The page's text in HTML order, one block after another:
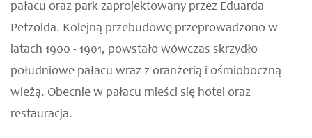
pałacu oraz park zaprojektowany przez Eduarda
Petzolda. Kolejną przebudowę przeprowadzono w
latach 1900 - 1901, powstało wówczas skrzydło
południowe pałacu wraz z oranżerią i ośmioboczną
wieżą. Obecnie w pałacu mieści się hotel oraz
restauracja.